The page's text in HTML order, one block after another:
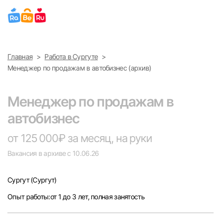
Найти работу Найти сотрудника
Выберите город
Санкт-Петербург
Екатеринбург
Саратов
Главная
Работа в Сургуте
Менеджер по продажам в автобизнес (архив)
Менеджер по продажам в
автобизнес
от 125 000₽ за месяц, на руки
Вакансия в архиве с 10.06.26
Сургут(Сургут)
Опыт работы:от 1 до 3 лет, полная занятость